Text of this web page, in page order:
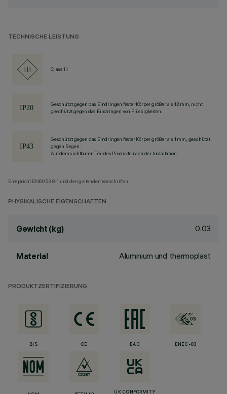
TECHNISCHE LEISTUNG
Class III
Geschützt gegen das Eindringen fester Körper größer als 12 mm, nicht
geschützt gegen das Eindringen von Flüssigkeiten.
Geschützt gegen das Eindringen fester Körper größer als 1 mm, geschützt
gegen Regen.
Auf dem sichtbaren Teil des Produkts nach der Installation
Entspricht EN60598-1 und den geltenden Vorschriften.
PHYSIKALISCHE EIGENSCHAFTEN
Gewicht (kg) 0.03
Material Aluminium und thermoplast
PRODUKTZERTIFIZIERUNG
BIS CE EAC ENEC-03
UK CONFORMITY